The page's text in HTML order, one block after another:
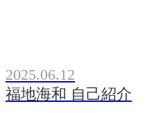
2025.06.12
福地海和 自己紹介